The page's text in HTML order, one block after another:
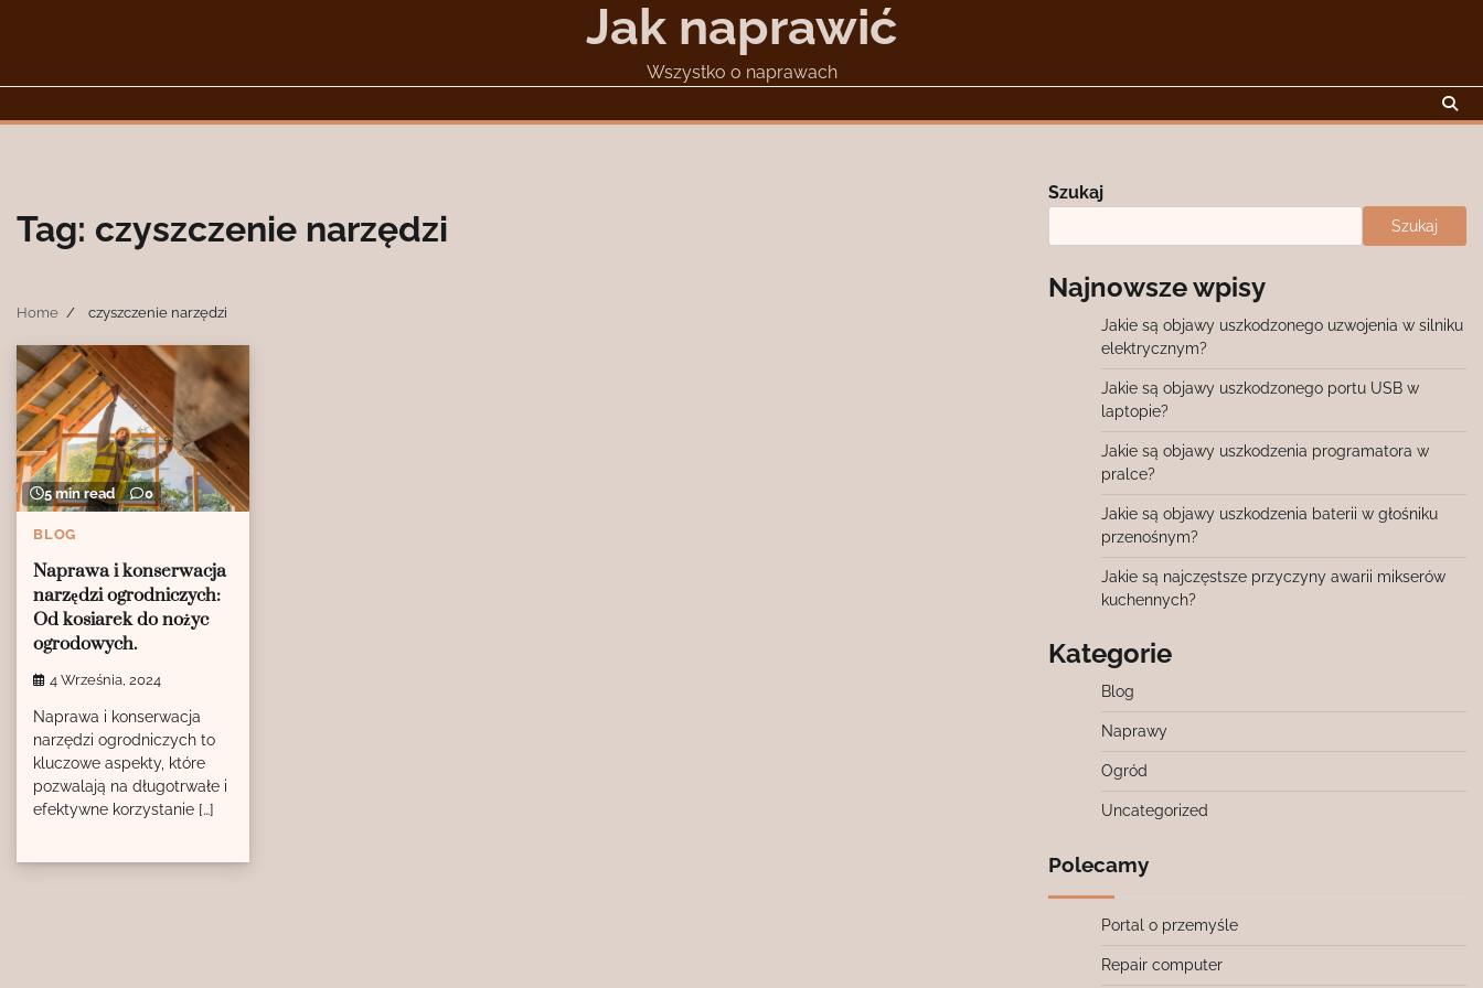
Jak naprawić
Wszystko o naprawach
Tag: czyszczenie narzędzi
Home czyszczenie narzędzi
5 min read 0
BLOG
Naprawa i konserwacja
narzędzi ogrodniczych:
Od kosiarek do nożyc
ogrodowych.
4 Września, 2024
Naprawa i konserwacja
narzędzi ogrodniczych to
kluczowe aspekty, które
pozwalają na długotrwałe i
efektywne korzystanie […]
Szukaj
Szukaj
Najnowsze wpisy
Jakie są objawy uszkodzonego uzwojenia w silniku
elektrycznym?
Jakie są objawy uszkodzonego portu USB w
laptopie?
Jakie są objawy uszkodzenia programatora w
pralce?
Jakie są objawy uszkodzenia baterii w głośniku
przenośnym?
Jakie są najczęstsze przyczyny awarii mikserów
kuchennych?
Kategorie
Blog
Naprawy
Ogród
Uncategorized
Polecamy
Portal o przemyśle
Repair computer